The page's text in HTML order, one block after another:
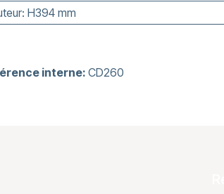
: H394 mm
interne: CD260